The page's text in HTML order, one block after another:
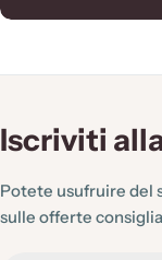
:
Iscriviti
Potete usufruire del
sulle offerte